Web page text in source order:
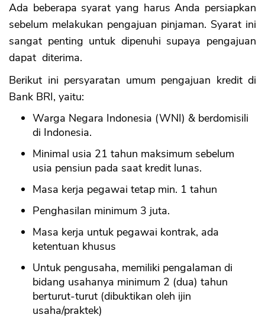
Ada beberapa syarat yang harus Anda persiapkan
sebelum melakukan pengajuan pinjaman. Syarat ini
sangat penting untuk dipenuhi supaya pengajuan
dapat diterima.
Berikut ini persyaratan umum pengajuan kredit di
Bank BRI, yaitu:
Warga Negara Indonesia (WNI) & berdomisili
di Indonesia.
Minimal usia 21 tahun maksimum sebelum
usia pensiun pada saat kredit lunas.
Masa kerja pegawai tetap min. 1 tahun
Penghasilan minimum 3 juta.
Masa kerja untuk pegawai kontrak, ada
ketentuan khusus
Untuk pengusaha, memiliki pengalaman di
bidang usahanya minimum 2 (dua) tahun
berturut-turut (dibuktikan oleh ijin
usaha/praktek)